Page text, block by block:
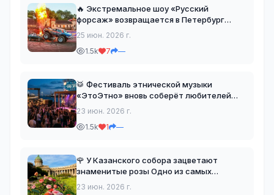
🔥 Экстремальное шоу «Русский
форсаж» возвращается в Петербург
Зрителей ждёт зрелищная программа от
автора десятков мировых рекордов и
25 июн. 2026 г.
1.5k
7 —
🥁 Фестиваль этнической музыки
«ЭтоЭтно» вновь соберёт любителей
фолка и этники В конце июня в
самых ярких музыкальных фестивалей
23 июн. 2026 г.
1.5k
1 —
🌹 У Казанского собора зацветают
знаменитые розы Одно из самых
красивых летних мест в центре
23 июн. 2026 г.